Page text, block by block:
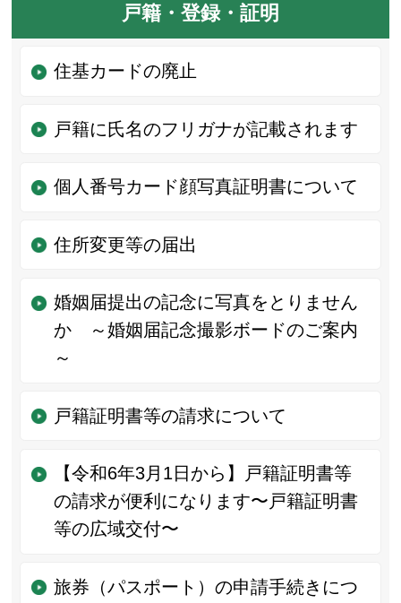
戸籍・登録・証明
住基カードの廃止
戸籍に氏名のフリガナが記載されます
個人番号カード顔写真証明書について
住所変更等の届出
婚姻届提出の記念に写真をとりません
か ～婚姻届記念撮影ボードのご案内
～
戸籍証明書等の請求について
【令和6年3月1日から】戸籍証明書等
の請求が便利になります〜戸籍証明書
等の広域交付〜
旅券（パスポート）の申請手続きにつ